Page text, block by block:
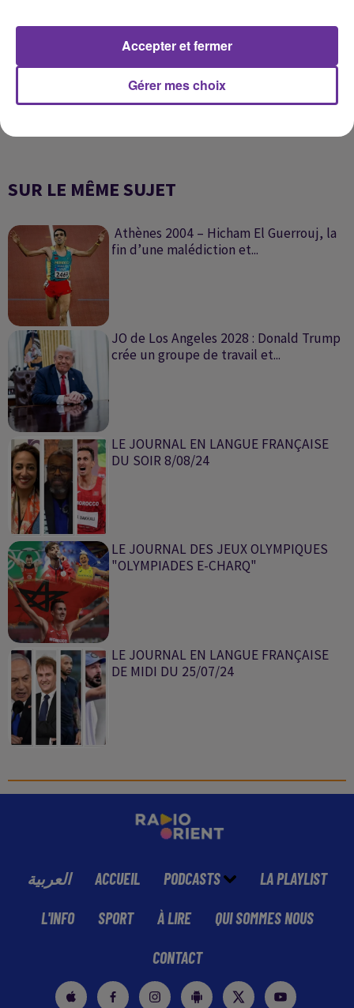
SUR LE MÊME SUJET
Athènes 2004 – Hicham El Guerrouj, la
fin d’une malédiction et...
JO de Los Angeles 2028 : Donald Trump
crée un groupe de travail et...
LE JOURNAL EN LANGUE FRANÇAISE
DU SOIR 8/08/24
LE JOURNAL DES JEUX OLYMPIQUES
"OLYMPIADES E-CHARQ"
LE JOURNAL EN LANGUE FRANÇAISE
DE MIDI DU 25/07/24
العربية ACCUEIL PODCASTS LA PLAYLIST
L'INFO SPORT À LIRE QUI SOMMES NOUS
CONTACT
Gérer mes choix
Accepter et fermer